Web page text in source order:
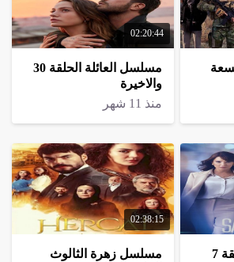
02:20:44
مسلسل العائلة الحلقة 30
والاخيرة
منذ 11 شهر
مسلسل اعدك الحلقة 7
02:38:15
مسلسل زهرة الثالوث